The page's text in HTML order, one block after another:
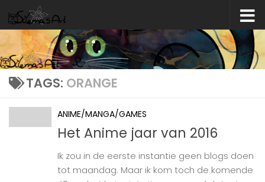
Skip to content
TAGS: ORANGE
ANIME/MANGA/GAMES
Het Anime jaar van 2016
Ik zou in de eerste instantie geen blogs doen
tot maandag. Maar ik kom toch de komende